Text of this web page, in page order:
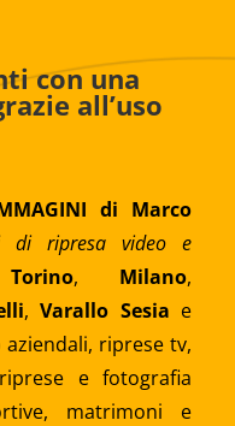
con una
all’uso
di Marco
di ripresa video e
Torino, Milano,
,Varallo Sesia e
aziendali, riprese tv,
e fotografia
matrimoni e